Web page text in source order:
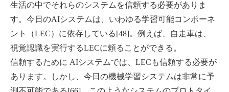
生活の中でそれらのシステムを信頼する必要がありま
す。今日のAIシステムは、いわゆる学習可能コンポーネ
ント（LEC）に依存している[48]。例えば、自走車は、
視覚認識を実行するLECに頼ることができる。
信頼するために AIシステムでは、LECも信頼する必要が
あります。しかし、今日の機械学習システムは非常に予